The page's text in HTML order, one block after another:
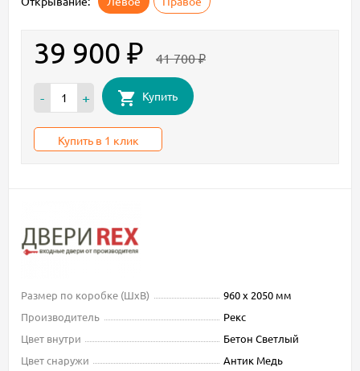
39 900 ₽ 41 700₽
- + Купить
Купить в 1 клик
Размер по коробке (ШxВ)
960 х 2050 мм
Производитель
Рекс
Цвет внутри
Бетон Светлый
Цвет снаружи
Антик Медь